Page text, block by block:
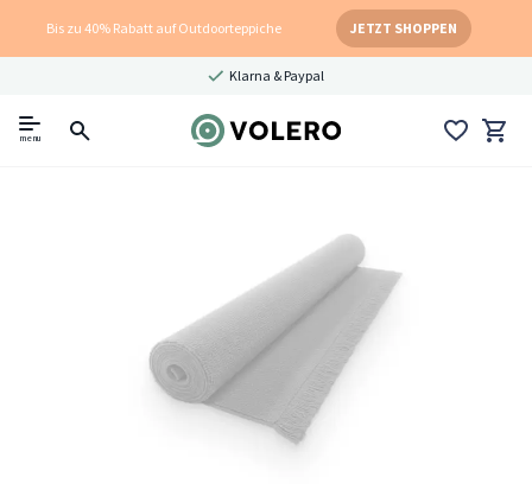
Bis zu 40% Rabatt auf Outdoorteppiche JETZT SHOPPEN
Klarna & Paypal
menu